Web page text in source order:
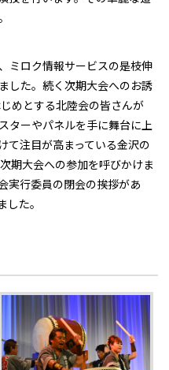
ミロク情報サービスの是枝伸
した。続く次期大会へのお誘
めとする北陸会の皆さんが
ターやパネルを手に舞台に上
て注目が高まっている金沢の
期大会への参加を呼びかけま
実行委員の閉会の挨拶があ
た。